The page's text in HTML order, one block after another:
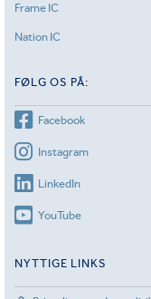
Frame IC
Nation IC
FØLG OS PÅ:
Facebook
Instagram
LinkedIn
YouTube
NYTTIGE LINKS